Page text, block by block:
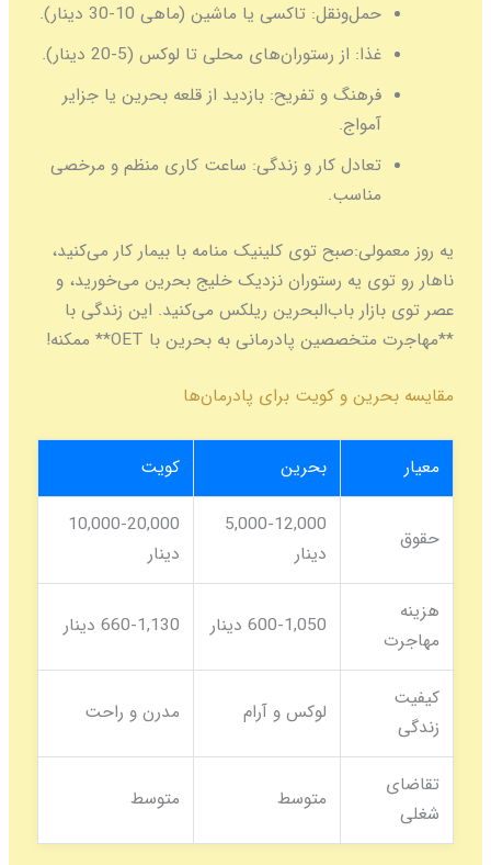
حمل‌ونقل: تاکسی یا ماشین (ماهی 10-30 دینار).
غذا: از رستوران‌های محلی تا لوکس (5-20 دینار).
فرهنگ و تفریح: بازدید از قلعه بحرین یا جزایر
آمواج.
تعادل کار و زندگی: ساعت کاری منظم و مرخصی
مناسب.
یه روز معمولی:صبح توی کلینیک منامه با بیمار کار می‌کنید،
ناهار رو توی یه رستوران نزدیک خلیج بحرین می‌خورید، و
عصر توی بازار باب‌البحرین ریلکس می‌کنید. این زندگی با
**مهاجرت متخصصین پادرمانی به بحرین با OET** ممکنه!
مقایسه بحرین و کویت برای پادرمان‌ها
معیار بحرین کویت
حقوق
5,000-12,000
دینار
10,000-20,000
دینار
هزینه
مهاجرت
600-1,050 دینار 660-1,130 دینار
کیفیت
زندگی
لوکس و آرام مدرن و راحت
تقاضای
شغلی
متوسط متوسط